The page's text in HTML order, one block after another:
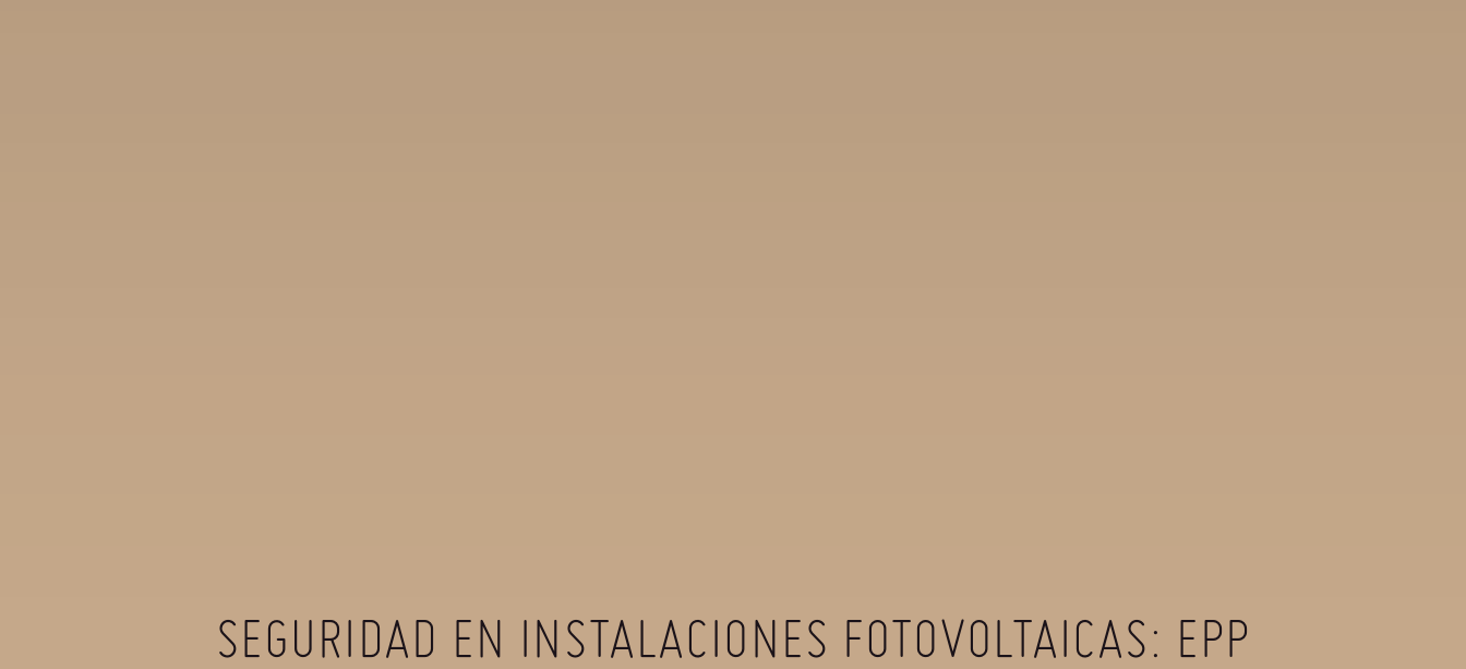
SEGURIDAD EN INSTALACIONES FOTOVOLTAICAS: EPP